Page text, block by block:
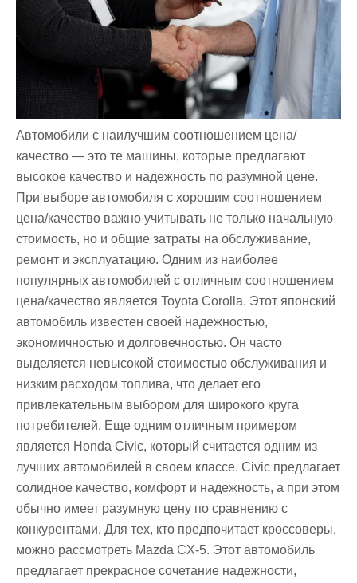
Автомобили с наилучшим соотношением цена/
качество — это те машины, которые предлагают
высокое качество и надежность по разумной цене.
При выборе автомобиля с хорошим соотношением
цена/качество важно учитывать не только начальную
стоимость, но и общие затраты на обслуживание,
ремонт и эксплуатацию. Одним из наиболее
популярных автомобилей с отличным соотношением
цена/качество является Toyota Corolla. Этот японский
автомобиль известен своей надежностью,
экономичностью и долговечностью. Он часто
выделяется невысокой стоимостью обслуживания и
низким расходом топлива, что делает его
привлекательным выбором для широкого круга
потребителей. Еще одним отличным примером
является Honda Civic, который считается одним из
лучших автомобилей в своем классе. Civic предлагает
солидное качество, комфорт и надежность, а при этом
обычно имеет разумную цену по сравнению с
конкурентами. Для тех, кто предпочитает кроссоверы,
можно рассмотреть Mazda CX-5. Этот автомобиль
предлагает прекрасное сочетание надежности,